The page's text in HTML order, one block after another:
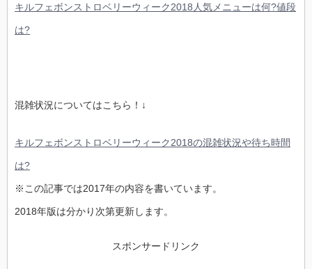
キルフェボンストロベリーウィーク2018人気メニューは何?値段
は?
混雑状況についてはこちら！↓
キルフェボンストロベリーウィーク2018の混雑状況や待ち時間
は?
※この記事では2017年の内容を書いています。
2018年版は分かり次第更新します。
スポンサードリンク